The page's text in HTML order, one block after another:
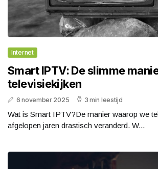
Internet
Smart IPTV: De slimme
televisiekijken
6 november 2025 3 min leestijd
Wat is Smart IPTV?De manier waarop we
afgelopen jaren drastisch veranderd. W...